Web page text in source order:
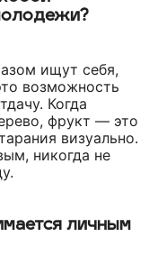
ищут себя,
возможность
Когда
фрукт — это
визуально.
никогда не
личным